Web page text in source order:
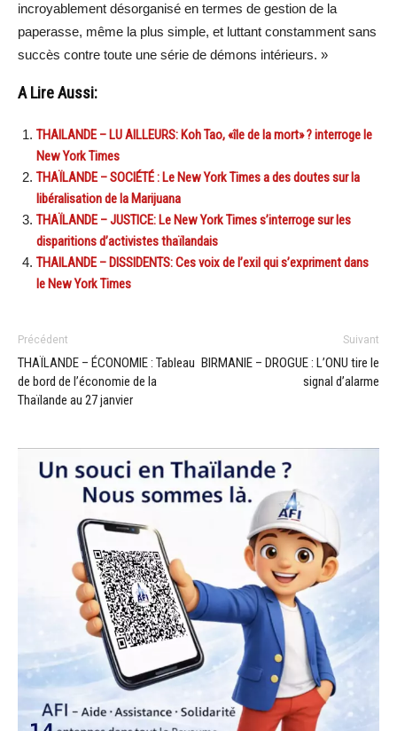
incroyablement désorganisé en termes de gestion de la
paperasse, même la plus simple, et luttant constamment sans
succès contre toute une série de démons intérieurs. »
A Lire Aussi:
THAILANDE – LU AILLEURS: Koh Tao, «île de la mort» ? interroge le
New York Times
THAÏLANDE – SOCIÉTÉ : Le New York Times a des doutes sur la
libéralisation de la Marijuana
THAÏLANDE – JUSTICE: Le New York Times s’interroge sur les
disparitions d’activistes thaïlandais
THAILANDE – DISSIDENTS: Ces voix de l’exil qui s’expriment dans
le New York Times
Précédent
THAÏLANDE – ÉCONOMIE : Tableau
de bord de l’économie de la
Thaïlande au 27 janvier
Suivant
BIRMANIE – DROGUE : L’ONU tire le
signal d’alarme